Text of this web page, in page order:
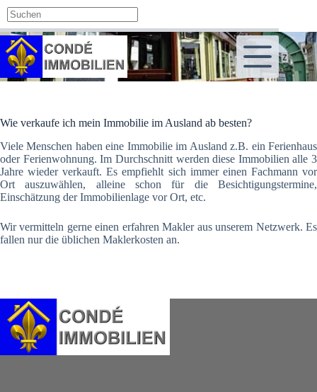
Zum
Inhalt
springen
Wie verkaufe ich mein Immobilie im Ausland ab besten?
Viele Menschen haben eine Immobilie im Ausland z.B. ein Ferienhaus
oder Ferienwohnung. Im Durchschnitt werden diese Immobilien alle 3
Jahre wieder verkauft. Es empfiehlt sich immer einen Fachmann vor
Ort auszuwählen, alleine schon für die Besichtigungstermine,
Einschätzung der Immobilienlage vor Ort, etc.
Wir vermitteln gerne einen erfahren Makler aus unserem Netzwerk. Es
fallen nur die üblichen Maklerkosten an.